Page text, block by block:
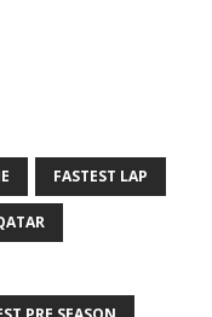
FASTEST LAP